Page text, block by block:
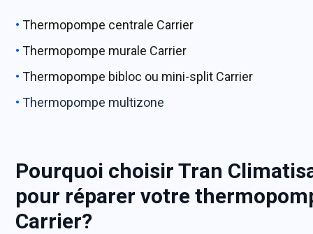
Thermopompe centrale Carrier
Thermopompe murale Carrier
Thermopompe bibloc ou mini-split Carrier
Thermopompe multizone
Pourquoi choisir Tran
pour réparer votre
Carrier?